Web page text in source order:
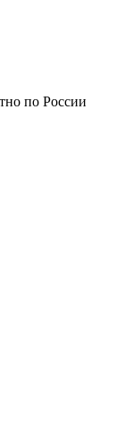
по России